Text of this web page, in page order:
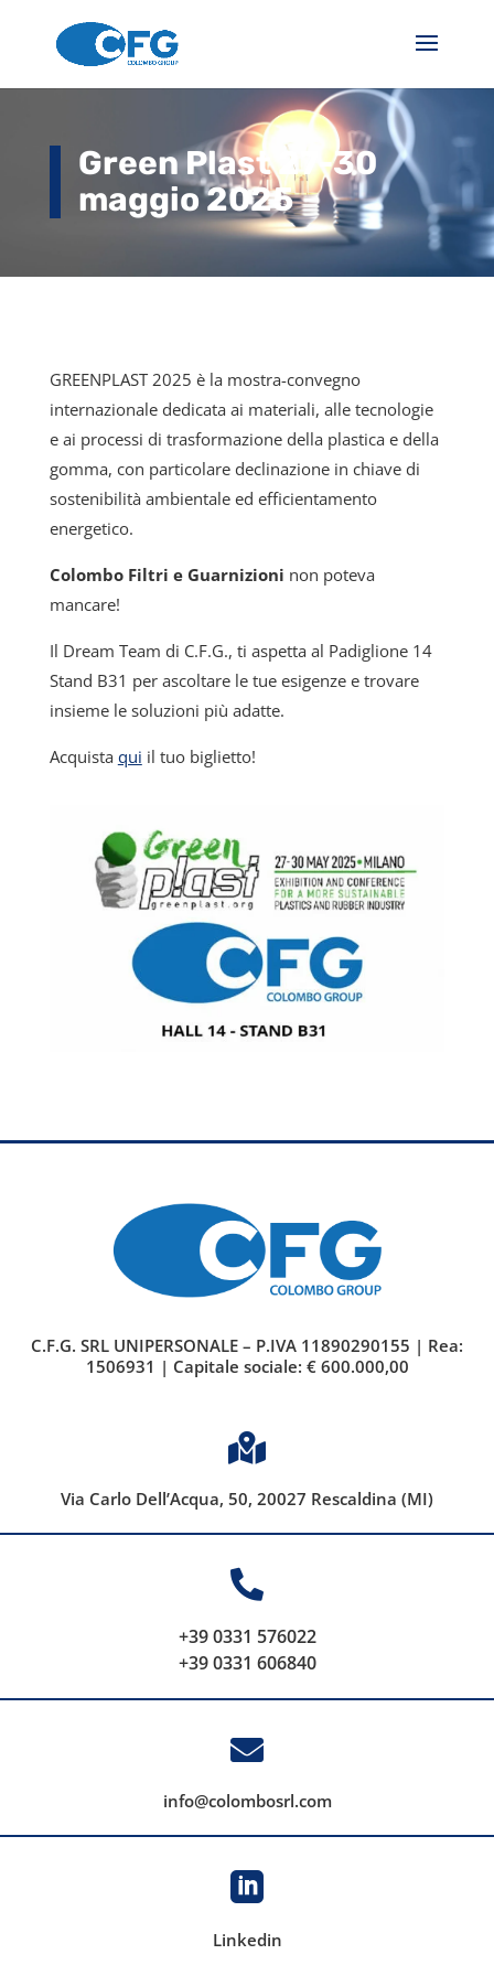
Green Plast 27-30
maggio 2025
GREENPLAST 2025 è la mostra-convegno
internazionale dedicata ai materiali, alle tecnologie
e ai processi di trasformazione della plastica e della
gomma, con particolare declinazione in chiave di
sostenibilità ambientale ed efficientamento
energetico.
Colombo Filtri e Guarnizioni non poteva
mancare!
Il Dream Team di C.F.G., ti aspetta al Padiglione 14
Stand B31 per ascoltare le tue esigenze e trovare
insieme le soluzioni più adatte.
Acquista qui il tuo biglietto!
C.F.G. SRL UNIPERSONALE – P.IVA 11890290155 | Rea:
1506931 | Capitale sociale: € 600.000,00

Via Carlo Dell’Acqua, 50, 20027 Rescaldina (MI)

+39 0331 576022
+39 0331 606840

info@colombosrl.com

Linkedin